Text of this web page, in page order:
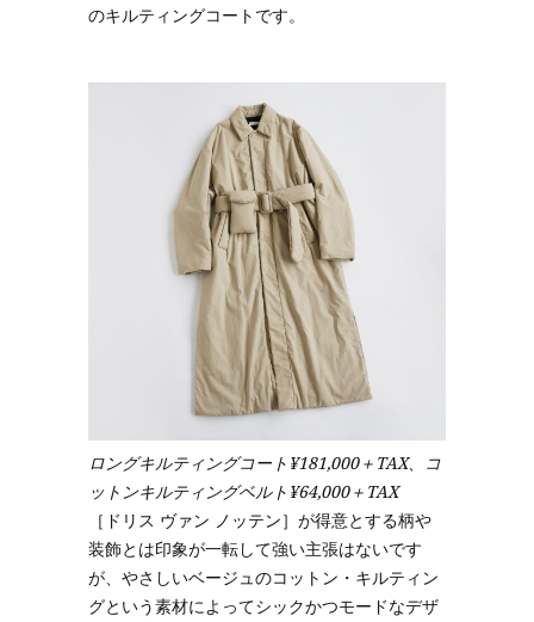
のキルティングコートです。
ロングキルティングコート¥181,000＋TAX、コ
ットンキルティングベルト¥64,000＋TAX
［ドリス ヴァン ノッテン］が得意とする柄や
装飾とは印象が一転して強い主張はないです
が、やさしいベージュのコットン・キルティン
グという素材によってシックかつモードなデザ